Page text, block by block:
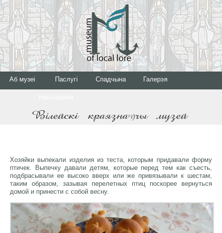
Аб музеі Паслугі Спадчына Галерэя
Хозяйки выпекали изделия из теста, которым придавали форму
птичек. Выпечку давали детям, которые перед тем как съесть,
подбрасывали ее высоко вверх или же привязывали к шестам,
таким образом, зазывая перелетных птиц поскорее вернуться
домой и принести с собой весну.